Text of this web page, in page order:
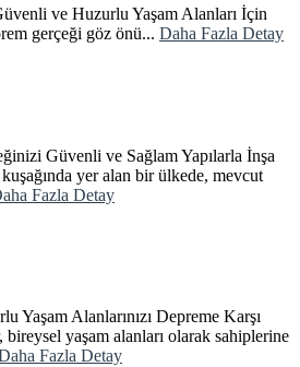
ve Huzurlu Yaşam Alanları İçin
gerçeği göz önü... Daha Fazla Detay
Güvenli ve Sağlam Yapılarla İnşa
yer alan bir ülkede, mevcut
Fazla Detay
Yaşam Alanlarınızı Depreme Karşı
yaşam alanları olarak sahiplerine
Fazla Detay